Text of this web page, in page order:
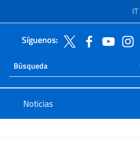
IT
Síguenos:
Ricerca sito live
Buscar en el sitio
Noticias